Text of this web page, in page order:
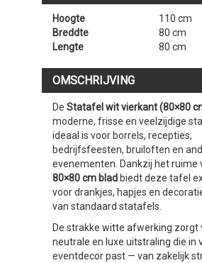
Hoogte
110 cm
Breddte
80 cm
Lengte
80 cm
OMSCHRIJVING
De Statafel wit vierkant (80×80
moderne, frisse en veelzijdige
ideaal is voor borrels, recepties,
bedrijfsfeesten, bruiloften en
evenementen. Dankzij het ruime
80×80 cm bladbiedt deze tafel
voor drankjes, hapjes en
van standaard statafels.
De strakke witte afwerking zorgt
neutrale en luxe uitstraling die in
eventdecor past — van zakelijk